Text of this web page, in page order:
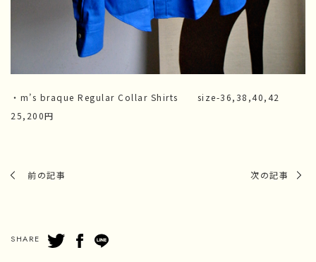
・m’s braque Regular Collar Shirts size-36,38,40,42
25,200円
前の記事 次の記事
SHARE